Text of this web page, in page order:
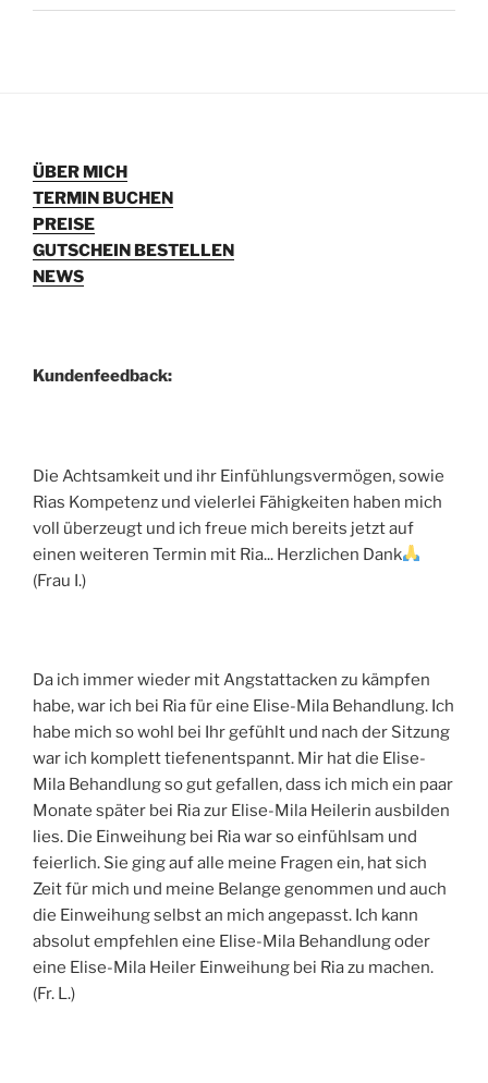
ÜBER MICH
TERMIN BUCHEN
PREISE
GUTSCHEIN BESTELLEN
NEWS
Kundenfeedback:
Die Achtsamkeit und ihr Einfühlungsvermögen, sowie
Rias Kompetenz und vielerlei Fähigkeiten haben mich
voll überzeugt und ich freue mich bereits jetzt auf
einen weiteren Termin mit Ria... Herzlichen Dank
(Frau I.)
Da ich immer wieder mit Angstattacken zu kämpfen
habe, war ich bei Ria für eine Elise-Mila Behandlung. Ich
habe mich so wohl bei Ihr gefühlt und nach der Sitzung
war ich komplett tiefenentspannt. Mir hat die Elise-
Mila Behandlung so gut gefallen, dass ich mich ein paar
Monate später bei Ria zur Elise-Mila Heilerin ausbilden
lies. Die Einweihung bei Ria war so einfühlsam und
feierlich. Sie ging auf alle meine Fragen ein, hat sich
Zeit für mich und meine Belange genommen und auch
die Einweihung selbst an mich angepasst. Ich kann
absolut empfehlen eine Elise-Mila Behandlung oder
eine Elise-Mila Heiler Einweihung bei Ria zu machen.
(Fr. L.)